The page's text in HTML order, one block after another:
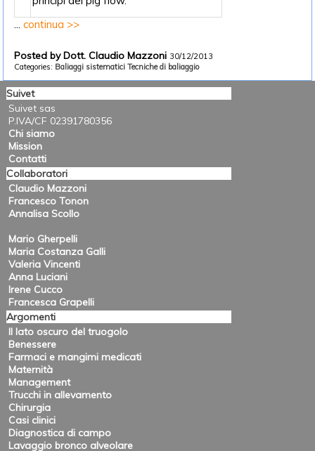
...continua >>
Posted by Dott. Claudio Mazzoni 30/12/2013
Categories: Baliaggi sistematici Tecniche di baliaggio
Suivet
Suivet sas
P.IVA/CF 02391780356
Chi siamo
Mission
Contatti
Collaboratori
Claudio Mazzoni
Francesco Tonon
Annalisa Scollo
Mario Gherpelli
Maria Costanza Galli
Valeria Vincenti
Anna Luciani
Irene Cucco
Francesca Grapelli
Argomenti
Il lato oscuro del truogolo
Benessere
Farmaci e mangimi medicati
Maternità
Management
Trucchi in allevamento
Chirurgia
Casi clinici
Diagnostica di campo
Lavaggio bronco alveolare